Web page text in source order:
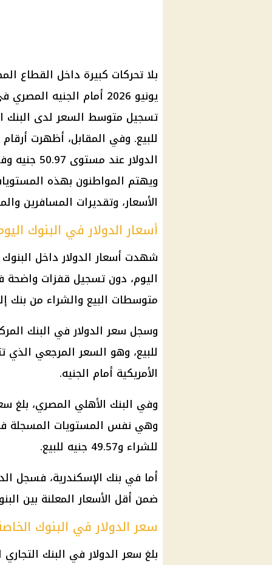
بلا تحركات كبيرة داخل القطاع
يونيو 2026 أمام
الجنيه المصري
تسجيل متوسط السعر لدى
للبيع. وفي المقابل، أظهرت أرقام
الدولار
عند
ويهتم المواطنون بهذه
الأسعار، وتقديرات المسافرين
أسعار الدولار في البنوك
شهدت أسعار الدولارداخل
اليوم، دون تسجيل قفزات واضحة
متوسطات البيع والشراء من بنك
وسجل سعر الدولار في البنك
للبيع، وهو السعر المرجعي
الأمريكية أمام الجنيه.
وفي البنك الأهلي المصري، بلغ
وهي نفس المستويات
للشراء و49.57 جنيه للبيع.
أما في بنك الإسكندرية، فسجل
ضمن أقل الأسعار المعلنة بين
سعر الدولار في البنوك
بلغ سعر الدولار